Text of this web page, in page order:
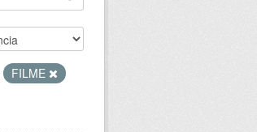
FILME